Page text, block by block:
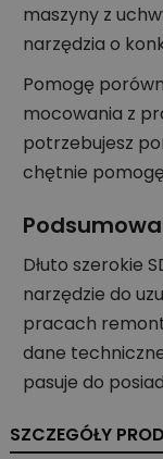
maszyny z
narzędzia o
Pomogę
mocowania z
potrzebujesz
chętnie
Dłuto szerokie
narzędzie do
pracach
dane
pasuje do
SZCZEGÓŁY